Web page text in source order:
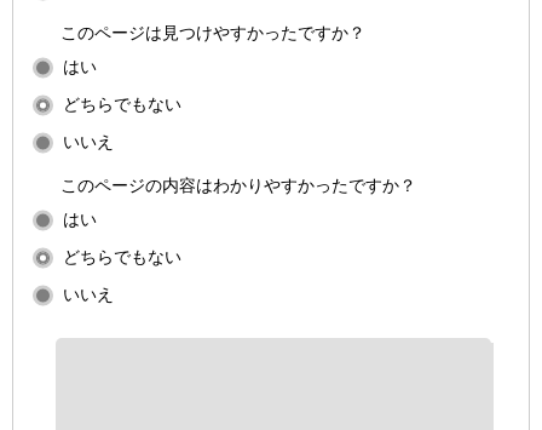
このページは見つけやすかったですか？
はい
どちらでもない
いいえ
このページの内容はわかりやすかったですか？
はい
どちらでもない
いいえ